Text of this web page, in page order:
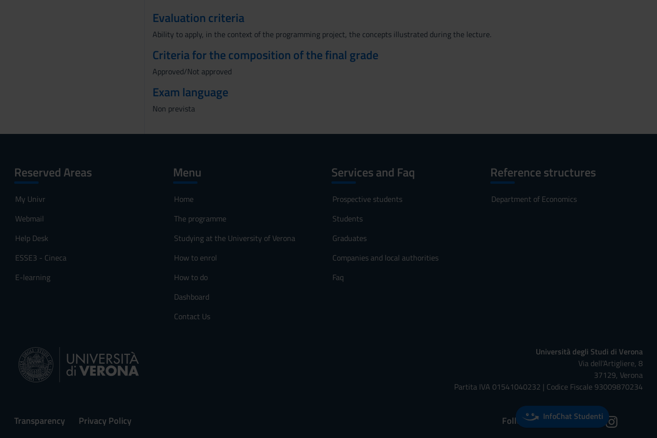
Evaluation criteria
Ability to apply, in the context of the programming project, the concepts illustrated during the lecture.
Criteria for the composition of the final grade
Approved/Not approved
Exam language
Non prevista
Reserved Areas
My Univr
Webmail
Help Desk
ESSE3 - Cineca
E-learning
Menu
Home
The programme
Studying at the University of Verona
How to enrol
How to do
Dashboard
Contact Us
Services and Faq
Prospective students
Students
Graduates
Companies and local authorities
Faq
Reference structures
Department of Economics
Università degli Studi di Verona
Via dell'Artigliere, 8
37129, Verona
Partita IVA 01541040232 | Codice Fiscale 93009870234
Transparency Privacy Policy Follow us on:InfoChat Studenti